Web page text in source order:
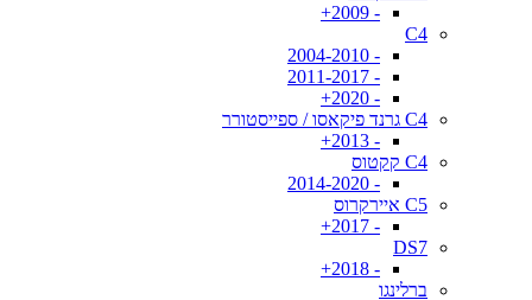
- 2009+
C4
- 2004-2010
- 2011-2017
- 2020+
C4 גרנד פיקאסו / ספייסטורר
- 2013+
C4 קקטוס
- 2014-2020
C5 איירקרוס
- 2017+
DS7
- 2018+
ברלינגו